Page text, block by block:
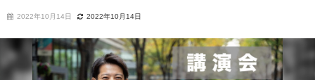
2022年10月14日 2022年10月14日